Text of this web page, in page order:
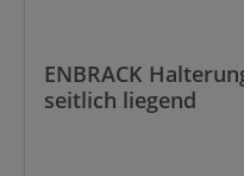
ENBRACK
seitlich liegend